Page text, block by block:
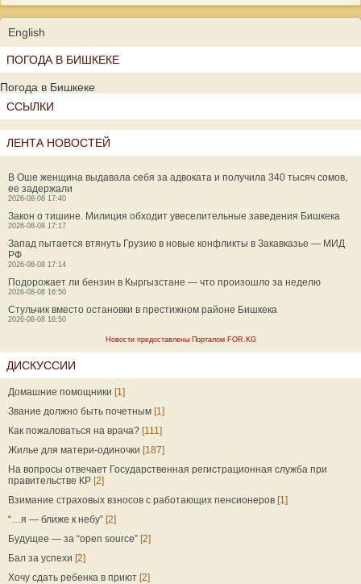
English
ПОГОДА В БИШКЕКЕ
Погода в Бишкеке
ССЫЛКИ
ЛЕНТА НОВОСТЕЙ
В Оше женщина выдавала себя за адвоката и получила 340 тысяч сомов,
ее задержали
2026-08-08 17:40
Закон о тишине. Милиция обходит увеселительные заведения Бишкека
2026-08-08 17:17
Запад пытается втянуть Грузию в новые конфликты в Закавказье — МИД
РФ
2026-08-08 17:14
Подорожает ли бензин в Кыргызстане — что произошло за неделю
2026-08-08 16:50
Стульчик вместо остановки в престижном районе Бишкека
2026-08-08 16:50
Новости предоставлены Порталом FOR.KG
ДИСКУССИИ
Домашние помощники [1]
Звание должно быть почетным [1]
Как пожаловаться на врача? [111]
Жилье для матери-одиночки [187]
На вопросы отвечает Государственная регистрационная служба при
правительстве КР [2]
Взимание страховых взносов с работающих пенсионеров [1]
“…я — ближе к небу” [2]
Будущее — за “open source” [2]
Бал за успехи [2]
Хочу сдать ребенка в приют [2]